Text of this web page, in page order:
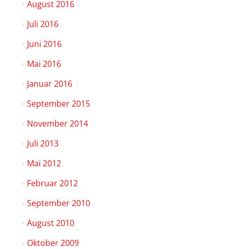
August 2016
Juli 2016
Juni 2016
Mai 2016
Januar 2016
September 2015
November 2014
Juli 2013
Mai 2012
Februar 2012
September 2010
August 2010
Oktober 2009